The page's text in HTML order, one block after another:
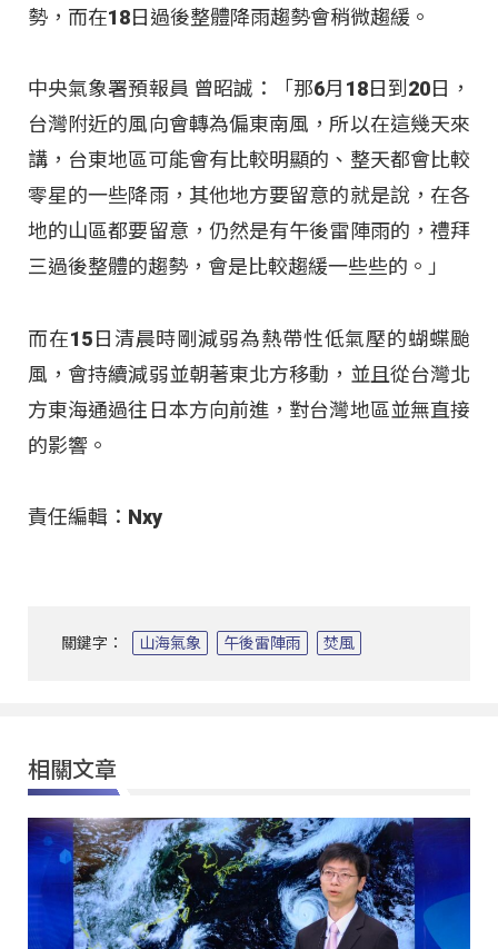
勢，而在18日過後整體降雨趨勢會稍微趨緩。
中央氣象署預報員 曾昭誠：「那6月18日到20日，
台灣附近的風向會轉為偏東南風，所以在這幾天來
講，台東地區可能會有比較明顯的、整天都會比較
零星的一些降雨，其他地方要留意的就是說，在各
地的山區都要留意，仍然是有午後雷陣雨的，禮拜
三過後整體的趨勢，會是比較趨緩一些些的。」
而在15日清晨時剛減弱為熱帶性低氣壓的蝴蝶颱
風，會持續減弱並朝著東北方移動，並且從台灣北
方東海通過往日本方向前進，對台灣地區並無直接
的影響。
責任編輯：Nxy
關鍵字： 山海氣象 午後雷陣雨 焚風
相關文章